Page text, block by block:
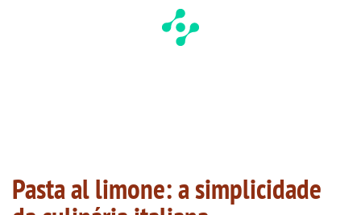
Pasta al limone: a simplicidade